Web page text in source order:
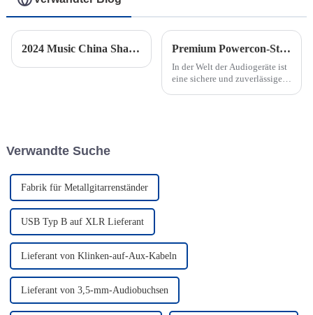
2024 Music China Shanghai Premium Powercon-Stecker: Die ultimative Audio-Anschlusslösung
In der Welt der Audiogeräte ist
eine sichere und zuverlässige
Verwandte Suche
Fabrik für Metallgitarrenständer
USB Typ B auf XLR Lieferant
Lieferant von Klinken-auf-Aux-Kabeln
Lieferant von 3,5-mm-Audiobuchsen